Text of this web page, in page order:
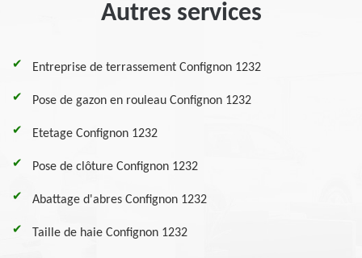
Autres services
Entreprise de terrassement Confignon 1232
Pose de gazon en rouleau Confignon 1232
Etetage Confignon 1232
Pose de clôture Confignon 1232
Abattage d'abres Confignon 1232
Taille de haie Confignon 1232